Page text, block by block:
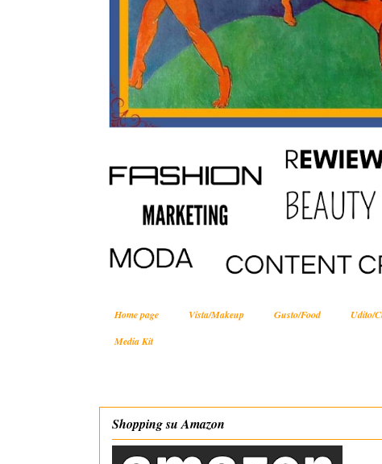
Home page Vista/Makeup Gusto/Food Udito/
Media Kit
Shopping su Amazon